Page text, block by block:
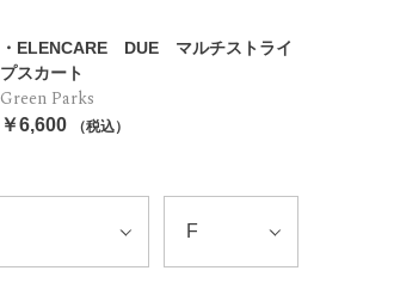
・ELENCARE DUE マルチストライ
プスカート
Green Parks
￥6,600 （税込）